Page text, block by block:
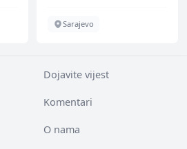
Sarajevo
Dojavite vijest
Komentari
O nama